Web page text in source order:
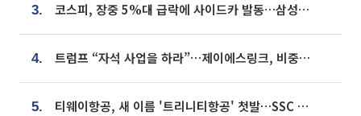
3. 코스피, 장중 5%대 급락에 사이드카 발동…삼성·SK 동반 폭락
4. 트럼프 “자석 사업을 하라”…제이에스링크, 비중국 영구자석 공급망 구축 속도
5. 티웨이항공, 새 이름 '트리니티항공' 첫발…SSC 전략 본격화